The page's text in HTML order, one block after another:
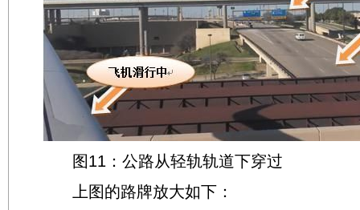
图11：公路从轻轨轨道下穿过
上图的路牌放大如下：